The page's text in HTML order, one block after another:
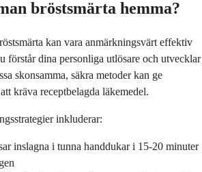
bröstsmärta hemma?
kan vara anmärkningsvärt effektiv
förstår dina personliga utlösare och utvecklar
skonsamma, säkra metoder kan ge
kräva receptbelagda läkemedel.
inkluderar:
inslagna i tunna handdukar i 15-20 minuter